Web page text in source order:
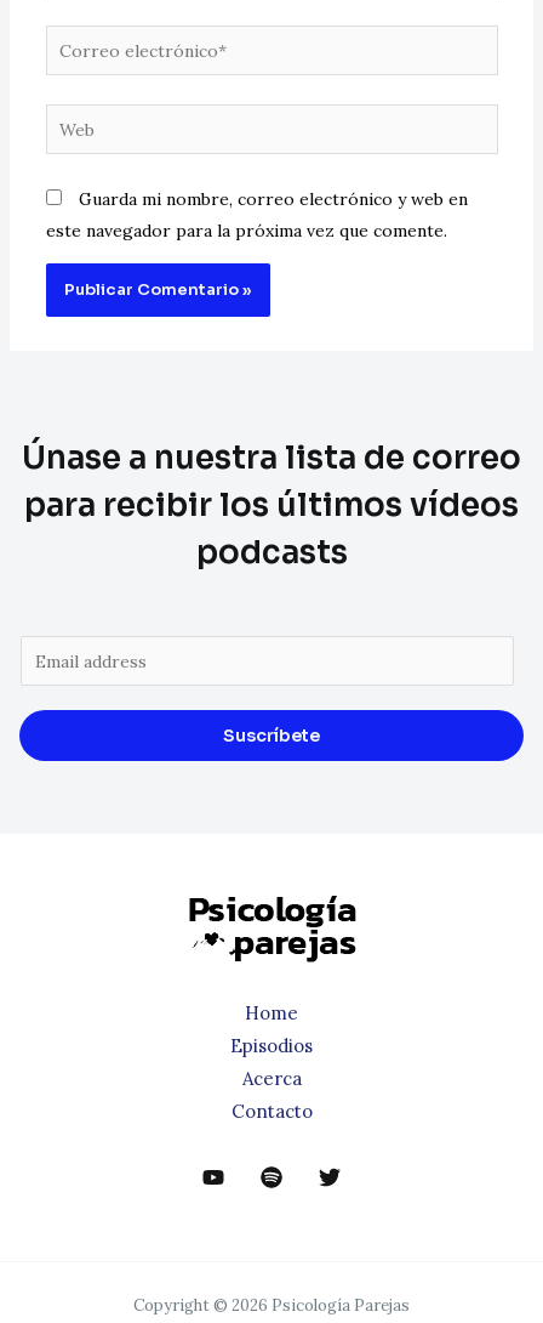
Guarda mi nombre, correo electrónico y web en
este navegador para la próxima vez que comente.
Únase a nuestra lista de correo
para recibir los últimos vídeos
podcasts
Suscríbete
Home
Episodios
Acerca
Contacto
Copyright © 2026 Psicología Parejas